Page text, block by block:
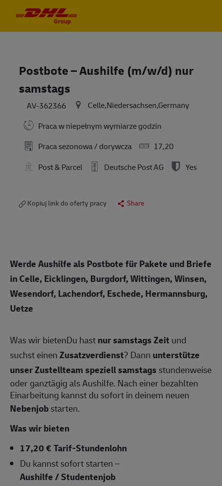
Postbote – Aushilfe (m/w/d) nur
samstags
AV-362366
Celle,Niedersachsen,Germany
Praca w niepełnym wymiarze godzin
Praca sezonowa / dorywcza
17,20
Post & Parcel
Deutsche Post AG Yes
Kopiuj link do oferty pracy Share
Werde Aushilfe als Postbote für Pakete und Briefe
in Celle, Eicklingen, Burgdorf, Wittingen, Winsen,
Wesendorf, Lachendorf, Eschede, Hermannsburg,
Uetze
Was wir bietenDu hastnur samstags Zeit und
suchst einenZusatzverdienst? Dann unterstütze
unser Zustellteam speziell samstags stundenweise
oder ganztägig als Aushilfe. Nach einer bezahlten
Einarbeitung kannst du sofort in deinem neuen
Nebenjobstarten.
Was wir bieten
17,20 € Tarif-Stundenlohn
Du kannst sofort starten –
Aushilfe / Studentenjob